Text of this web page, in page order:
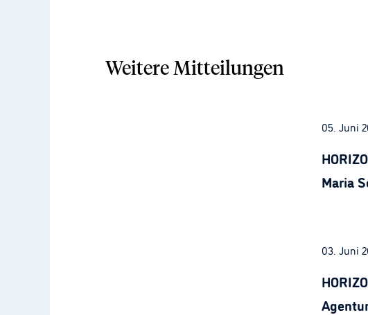
Weitere Mitteilungen
05. Juni
Maria
03. Juni